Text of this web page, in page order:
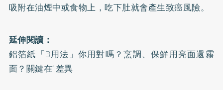
吸附在油煙中或食物上，吃下肚就會產生致癌風險。
延伸閱讀：
鋁箔紙「3用法」你用對嗎？烹調、保鮮用亮面還霧
面？關鍵在1差異